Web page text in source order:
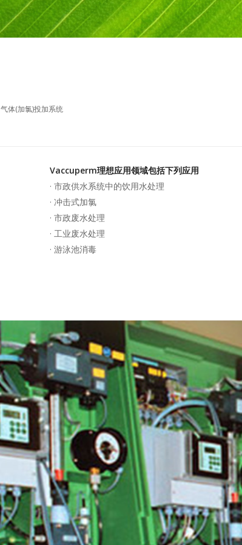
气体(加氯)投加系统
Vaccuperm理想应用领域包括下列应用
· 市政供水系统中的饮用水处理
· 冲击式加氯
· 市政废水处理
· 工业废水处理
· 游泳池消毒